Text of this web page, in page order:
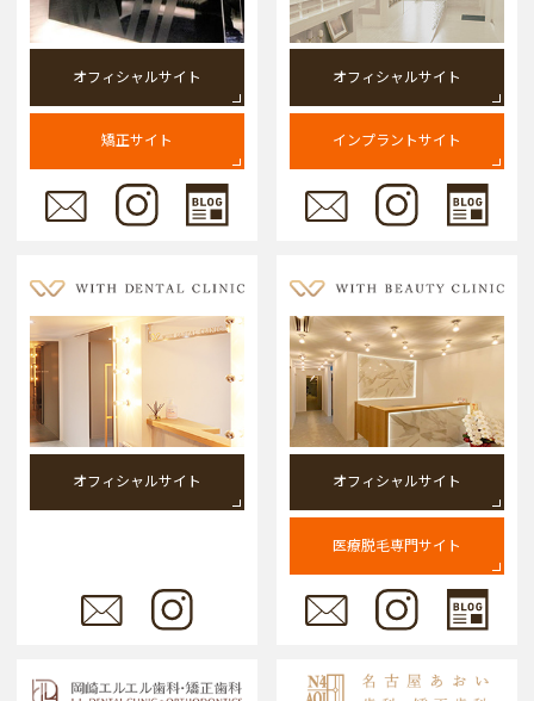
オフィシャルサイト
矯正サイト
オフィシャルサイト
インプラントサイト
オフィシャルサイト オフィシャルサイト
医療脱毛専門サイト